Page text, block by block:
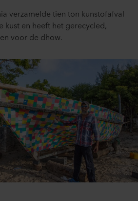
verzamelde tien ton kunstofafval
kust en heeft het gerecycled,
voor de dhow.